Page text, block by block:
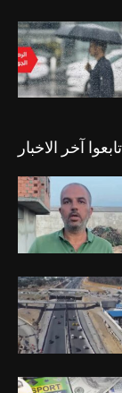
تابعوا آخر الاخبار